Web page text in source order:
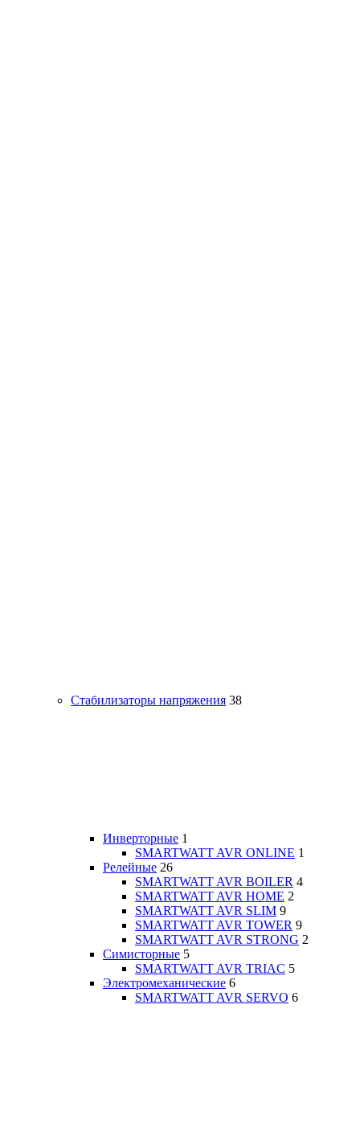
Стабилизаторы напряжения 38
Инверторные 1
SMARTWATT AVR ONLINE 1
Релейные 26
SMARTWATT AVR BOILER 4
SMARTWATT AVR HOME 2
SMARTWATT AVR SLIM 9
SMARTWATT AVR TOWER 9
SMARTWATT AVR STRONG 2
Симисторные 5
SMARTWATT AVR TRIAC 5
Электромеханические 6
SMARTWATT AVR SERVO 6